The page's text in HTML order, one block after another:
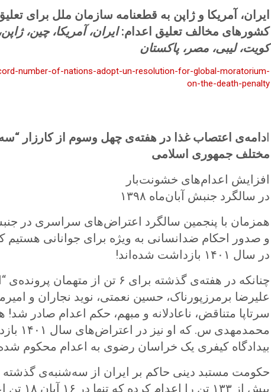
ایران، آمریکا و ژاپن به قطعنامه سازمان ملل برای
کشورهای مخالف تعلیق اعدام: ایران، آمریکا، چین،
کویت، لیبی، مصر، پاکستان
number-of-nations-adopt-un-resolution-for-global-moratorium-
on-the-death-penalty
ا
مختلف جمهوری اسلامی
افزایش اعدام‌های خشونت‌بار
در سالگرد جنبش آبان‌ماه ۱۳۹۸
و صدور احکام ضدانسانی به ویژه برای جوانانی
در سال ۱۴۰۱ بازداشت شده‌اند!
چنانکه در هفته‌ی گذشته برای ۶ تن
علیرضا برمرزپورناک، حسین نعمتی، نوید نجاران و
سرتاپا متناقض، ناعادلانه و مبهم، حکم اعدام صادر
بیدادگاه کیفری یک خراسان رضوی به اعدام محکوم
بیش از